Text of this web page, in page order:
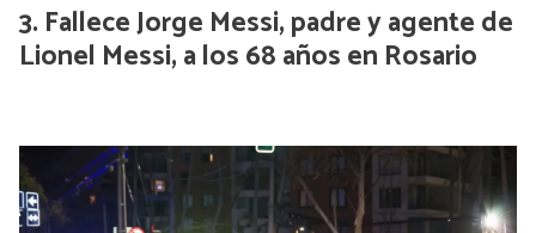
Fallece Jorge Messi, padre y agente de
Lionel Messi, a los 68 años en Rosario